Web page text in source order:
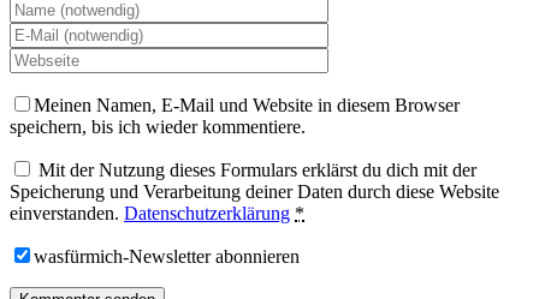
Meinen Namen, E-Mail und Website in diesem Browser
speichern, bis ich wieder kommentiere.
Mit der Nutzung dieses Formulars erklärst du dich mit der
Speicherung und Verarbeitung deiner Daten durch diese Website
einverstanden. Datenschutzerklärung *
wasfürmich-Newsletter abonnieren